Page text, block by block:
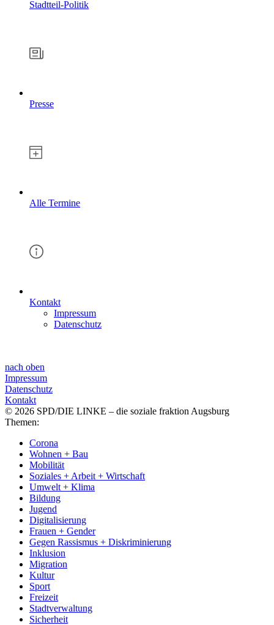
Stadtteil-Politik
Presse
Alle Termine
Kontakt
Impressum
Datenschutz
nach oben
Impressum
Datenschutz
Kontakt
© 2026 SPD/DIE LINKE – die soziale fraktion Augsburg
Themen:
Corona
Wohnen + Bau
Mobilität
Soziales + Arbeit + Wirtschaft
Umwelt + Klima
Bildung
Jugend
Digitalisierung
Frauen + Gender
Gegen Rassismus + Diskriminierung
Inklusion
Migration
Kultur
Sport
Freizeit
Stadtverwaltung
Sicherheit